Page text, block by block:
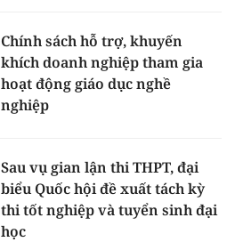
Chính sách hỗ trợ, khuyến
khích doanh nghiệp tham gia
hoạt động giáo dục nghề
nghiệp
Sau vụ gian lận thi THPT, đại
biểu Quốc hội đề xuất tách kỳ
thi tốt nghiệp và tuyển sinh đại
học